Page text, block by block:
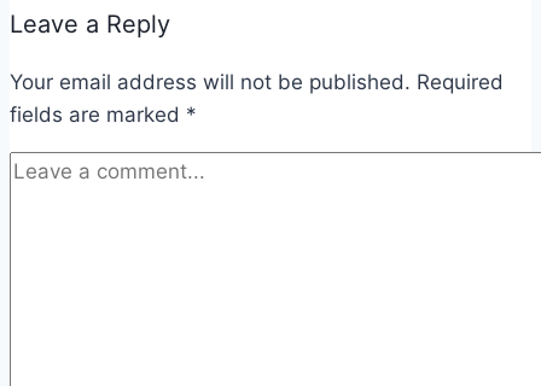
Leave a Reply
Your email address will not be published. Required
fields are marked *